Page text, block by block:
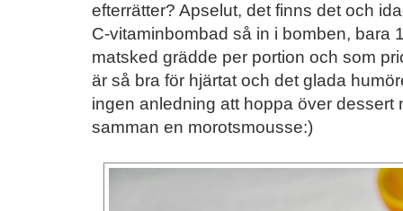
efterrätter? Apselut, det finns det och
C-vitaminbombad så in i bomben, bara
matsked grädde per portion och som
är så bra för hjärtat och det glada
ingen anledning att hoppa över dessert
samman en morotsmousse:)